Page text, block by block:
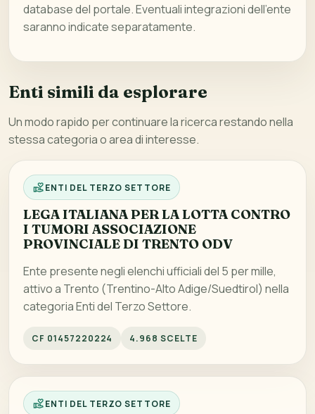
database del portale. Eventuali integrazioni dell’ente
saranno indicate separatamente.
Enti simili da esplorare
Un modo rapido per continuare la ricerca restando nella
stessa categoria o area di interesse.
ENTI DEL TERZO SETTORE
LEGA ITALIANA PER LA LOTTA CONTRO
I TUMORI ASSOCIAZIONE
PROVINCIALE DI TRENTO ODV
Ente presente negli elenchi ufficiali del 5 per mille,
attivo a Trento (Trentino-Alto Adige/Suedtirol) nella
categoria Enti del Terzo Settore.
CF 01457220224 4.968 SCELTE
ENTI DEL TERZO SETTORE